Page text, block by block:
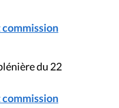
commission
du 22
commission